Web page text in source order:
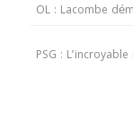
OL : Lacombe
PSG :